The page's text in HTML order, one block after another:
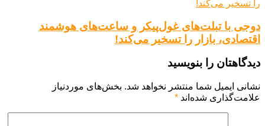
دوجی با تبلت‌های غول‌پیکر و ساعت‌های هوشمند
اقتصادی، بازار را تسخیر می‌کند!
دیدگاهتان را بنویسید
نشانی ایمیل شما منتشر نخواهد شد. بخش‌های موردنیاز
علامت‌گذاری شده‌اند *